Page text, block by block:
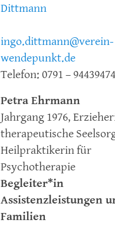
Dittmann
ingo.dittmann@verein-
wendepunkt.de
Telefon: 0791 – 94439474
Petra Ehrmann
Jahrgang 1976,
therapeutische
Heilpraktikerin für
Psychotherapie
Begleiter*in
Assistenzleistungen
Familien